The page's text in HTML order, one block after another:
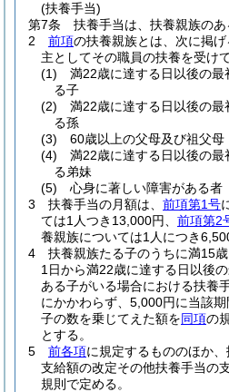
(扶養手当)
第7条
扶養手当は、扶養親族のあ
2
前項の扶養親族とは、次に掲
主としてその職員の扶養を受け
(1)
満22歳に達する日以後の
る子
(2)
満22歳に達する日以後の
る孫
(3)
60歳以上の父母及び祖父母
(4)
満22歳に達する日以後の
る弟妹
(5)
心身に著しい障害がある者
3
扶養手当の月額は、 前項第1号
ては1人つき13,000円、 前項第2
養親族については1人につき
4
扶養親族たる子のうちに満15
1日から満22歳に達する日以後
ある子がいる場合における扶養
にかかわらず、5,000円に当該
子の数を乗じてえた額を同項の
とする。
5
前各項に規定するもののほか
支給額の改定その他扶養手当の
規則で定める。